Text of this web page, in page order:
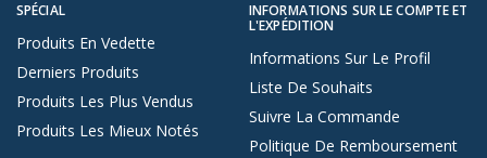
SPÉCIAL
Produits En Vedette
Derniers Produits
Produits Les Plus Vendus
Produits Les Mieux Notés
INFORMATIONS SUR LE COMPTE ET
L'EXPÉDITION
Informations Sur Le Profil
Liste De Souhaits
Suivre La Commande
Politique De Remboursement